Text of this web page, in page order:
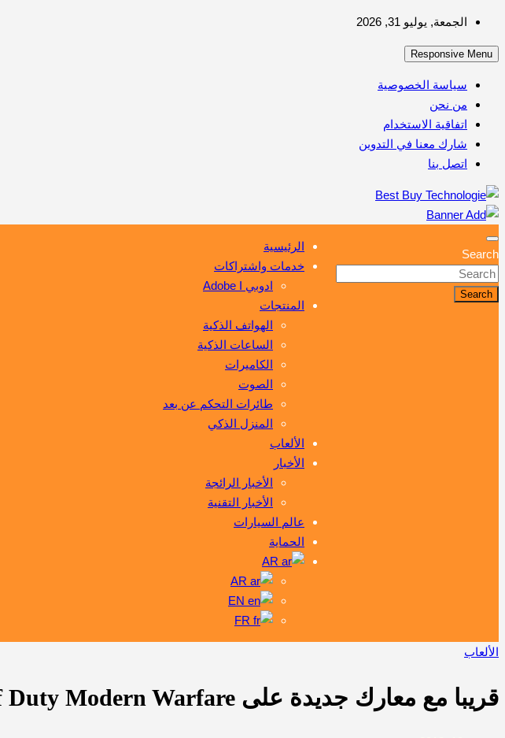
Skip
content
الجمعة, يوليو 31, 2026
Responsive Menu
سياسة الخصوصية
من نحن
اتفاقية الاستخدام
شارك معنا في التدوين
اتصل بنا
Best Buy Technologie
أهم مبيعات عالم التكنولوجيا
Search
Search
الرئيسية
خدمات واشتراكات
ادوبي Adobe I
المنتجات
الهواتف الذكية
الساعات الذكية
الكاميرات
الصوت
طائرات التحكم عن بعد
المنزل الذكي
الألعاب
الأخبار
الأخبار الرائجة
الأخبار التقنية
عالم السيارات
الحماية
AR
AR
EN
FR
الألعاب
قريبا مع معارك جديدة على Call Of Duty Modern Warfare